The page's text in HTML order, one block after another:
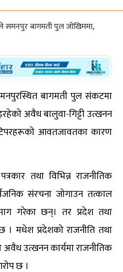
बागमती पुल संकटमा
अवैध बालुवा-गिट्टी उत्खनन
आवतजावतका कारण
तथा विभिन्न राजनीतिक
संरचना जोगाउन तत्काल
गरेका छन्। तर प्रदेश तथा
। मधेश प्रदेशको राजनीति तथा
अवैध उत्खनन कार्यमा राजनीतिक
छ ।